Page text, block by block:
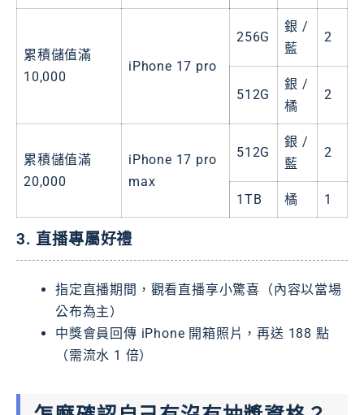
累積儲值滿
10,000
iPhone 17 pro
256G
銀 /
藍
2
512G
銀 /
橘
2
累積儲值滿
20,000
iPhone 17 pro
max
512G
銀 /
藍
2
1TB 橘 1
3. 直播專屬好禮
指定直播期間，觀看直播享小驚喜（內容以當場
公布為主）
中獎會員回傳 iPhone 開箱照片，再送 188 點
（需流水 1 倍）